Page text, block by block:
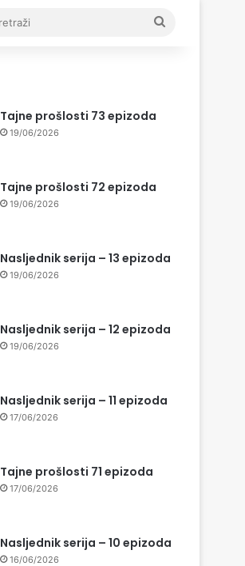
Tajne prošlosti 73 epizoda
19/06/2026
Tajne prošlosti 72 epizoda
19/06/2026
Nasljednik serija – 13 epizoda
19/06/2026
Nasljednik serija – 12 epizoda
19/06/2026
Nasljednik serija – 11 epizoda
17/06/2026
Tajne prošlosti 71 epizoda
17/06/2026
Nasljednik serija – 10 epizoda
16/06/2026